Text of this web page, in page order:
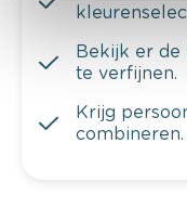
Bekijk er de
te verfijnen.
Krijg
combineren.